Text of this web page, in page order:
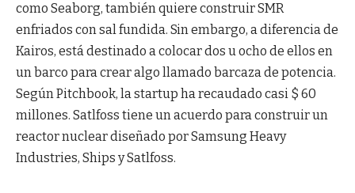
como Seaborg, también quiere construir SMR
enfriados con sal fundida. Sin embargo, a diferencia de
Kairos, está destinado a colocar dos u ocho de ellos en
un barco para crear algo llamado barcaza de potencia.
Según Pitchbook, la startup ha recaudado casi $ 60
millones. Satlfoss tiene un acuerdo para construir un
reactor nuclear diseñado por Samsung Heavy
Industries, Ships y Satlfoss.